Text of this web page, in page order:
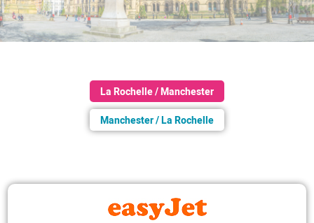
La Rochelle / Manchester
Manchester / La Rochelle